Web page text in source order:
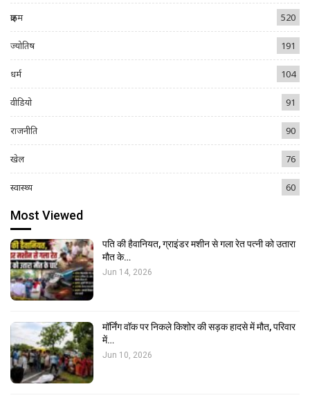
क्राइम 520
ज्योतिष 191
धर्म 104
वीडियो 91
राजनीति 90
खेल 76
स्वास्थ्य 60
Most Viewed
पति की हैवानियत, ग्राइंडर मशीन से गला रेत पत्नी को उतारा
मौत के…
Jun 14, 2026
मॉर्निंग वॉक पर निकले किशोर की सड़क हादसे में मौत, परिवार
में…
Jun 10, 2026